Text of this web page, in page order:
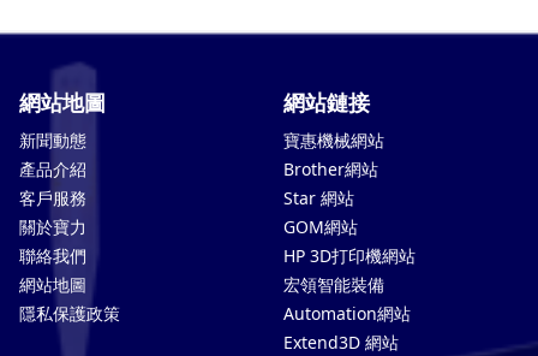
網站地圖
新聞動態
產品介紹
客戶服務
關於寶力
聯絡我們
網站地圖
隱私保護政策
網站鏈接
寶惠機械網站
Brother網站
Star 網站
GOM網站
HP 3D打印機網站
宏領智能裝備
Automation網站
Extend3D 網站